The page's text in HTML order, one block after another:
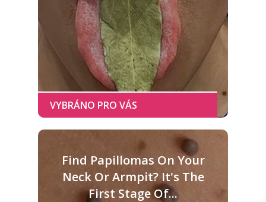
Find Papillomas On Your
Neck Or Armpit? It's The
First Stage Of...